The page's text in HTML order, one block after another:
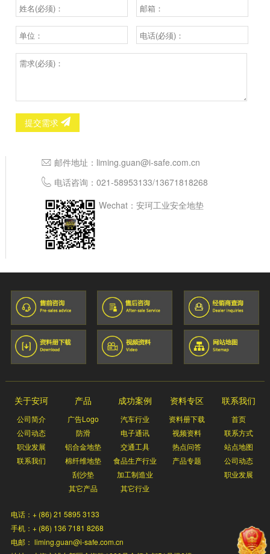
提交需求
邮件地址： liming.guan@i-safe.com.cn
电话咨询： 021-58953133/13671818268
Wechat：安珂工业安全地垫
关于安珂
公司简介
公司动态
职业发展
联系我们
产品
广告Logo
防滑
铝合金地垫
棉纤维地垫
刮沙垫
其它产品
成功案例
汽车行业
电子通讯
交通工具
食品生产行业
加工制造业
其它行业
资料专区
资料册下载
视频资料
热点问答
产品专题
联系我们
首页
联系方式
站点地图
公司动态
职业发展
电话：+ (86) 21 5895 3133
手机：+ (86) 136 7181 8268
电邮： liming.guan@i-safe.com.cn